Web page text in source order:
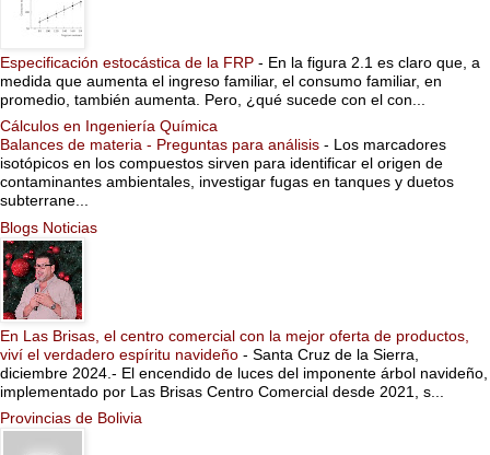
Especificación estocástica de la FRP - En la figura 2.1 es claro que, a
medida que aumenta el ingreso familiar, el consumo familiar, en
promedio, también aumenta. Pero, ¿qué sucede con el con...
Cálculos en Ingeniería Química
Balances de materia - Preguntas para análisis - Los marcadores
isotópicos en los compuestos sirven para identificar el origen de
contaminantes ambientales, investigar fugas en tanques y duetos
subterrane...
Blogs Noticias
En Las Brisas, el centro comercial con la mejor oferta de productos,
viví el verdadero espíritu navideño - Santa Cruz de la Sierra,
diciembre 2024.- El encendido de luces del imponente árbol navideño,
implementado por Las Brisas Centro Comercial desde 2021, s...
Provincias de Bolivia